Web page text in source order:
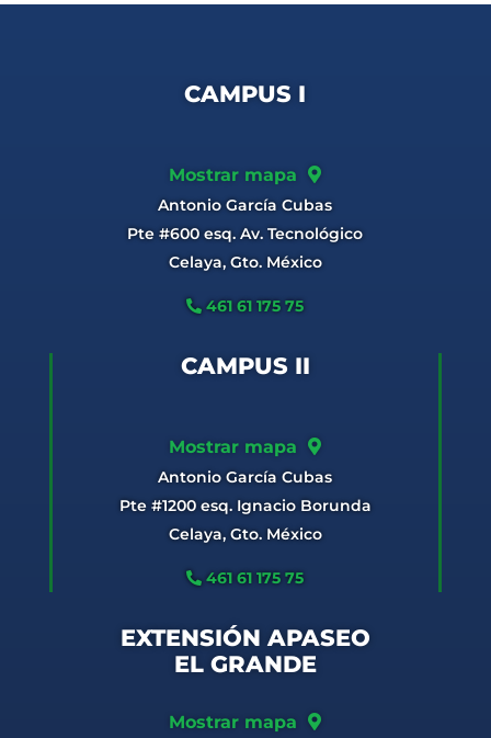
CAMPUS I
Mostrar mapa
Antonio García Cubas
Pte #600 esq. Av. Tecnológico
Celaya, Gto. México
461 61 175 75
CAMPUS II
Mostrar mapa
Antonio García Cubas
Pte #1200 esq. Ignacio Borunda
Celaya, Gto. México
461 61 175 75
EXTENSIÓN APASEO
EL GRANDE
Mostrar mapa